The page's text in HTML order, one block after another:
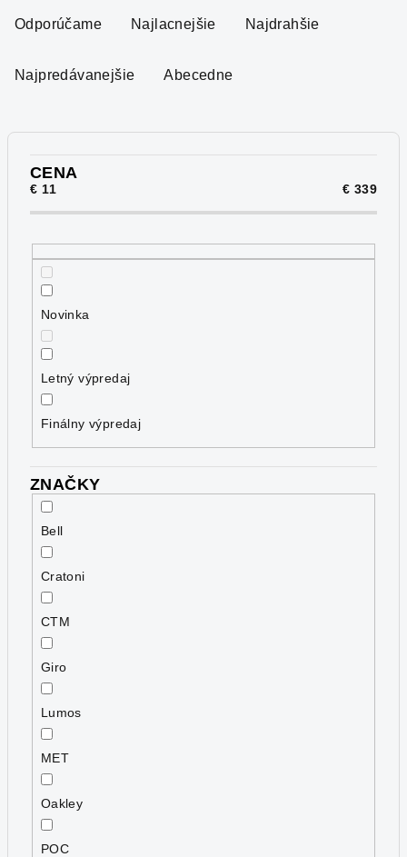
Odporúčame Najlacnejšie Najdrahšie
Najpredávanejšie Abecedne
CENA
€ 11 € 339
Novinka
Letný výpredaj
Finálny výpredaj
ZNAČKY
Bell
Cratoni
CTM
Giro
Lumos
MET
Oakley
POC